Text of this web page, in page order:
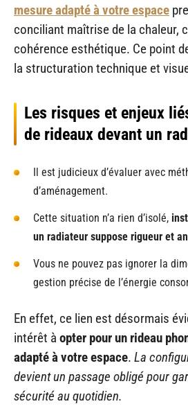
mesure adapté à votre espace
conciliant maîtrise de la chaleur,
cohérence esthétique. Ce point
la structuration technique et
Les risques et enjeux
de rideaux devant un
Il est judicieux d’évaluer avec
d’aménagement.
Cette situation n’a rien d’isolé,
un radiateur suppose rigueur et
Vous ne pouvez pas ignorer la
gestion précise de l’énergie
En effet, ce lien est désormais
intérêt à opter pour un rideau
adapté à votre espace. La
devient un passage obligé pour
sécurité au quotidien.